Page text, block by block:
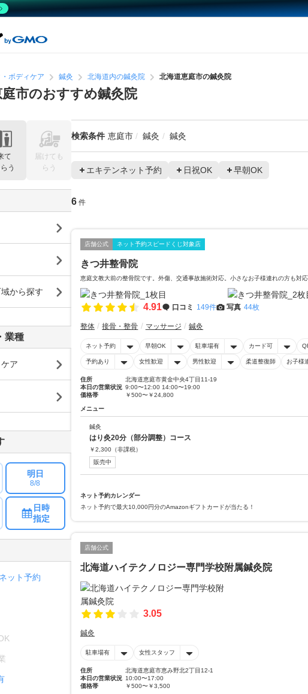
・ボディケア 鍼灸 北海道内の鍼灸院 北海道恵庭市の鍼灸院
庭市のおすすめ鍼灸院
検索条件 恵庭市 鍼灸 鍼灸
エキテンネット予約 日祝OK 早朝OK
6 件
店舗公式 ネット予約スピードくじ対象店
きつ井整骨院
恵庭文教大前の整骨院です。外傷、交通事故施術対応。小さなお子様連れの方も対応
4.91 口コミ 149件 写真 44枚
整体 接骨・整骨 マッサージ 鍼灸
ネット予約 早朝OK 駐車場有 カード可
予約あり 女性歓迎 男性歓迎 柔道整復師 お子様
住所
北海道恵庭市黄金中央4丁目11-19
本日の営業状況 9:00〜12:00 14:00〜19:00
価格帯
￥500〜￥24,800
メニュー
鍼灸
はり灸20分（部分調整）コース
￥2,300 （非課税）
販売中
ネット予約カレンダー
ネット予約で最大10,000円分のAmazonギフトカードが当たる！
店舗公式
北海道ハイテクノロジー専門学校附属鍼灸院
3.05
鍼灸
駐車場有 女性スタッフ
住所
北海道恵庭市恵み野北2丁目12-1
本日の営業状況 10:00〜17:00
価格帯
￥500〜￥3,500
て
う
届けても
らう
から探す
業種
ア
明日
8/8
日時
指定
ット予約